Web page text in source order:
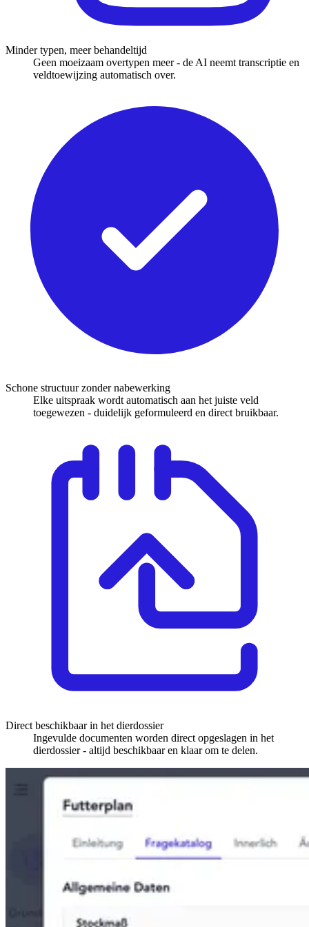
Minder typen, meer behandeltijd
Geen moeizaam overtypen meer - de AI neemt transcriptie en
veldtoewijzing automatisch over.
Schone structuur zonder nabewerking
Elke uitspraak wordt automatisch aan het juiste veld
toegewezen - duidelijk geformuleerd en direct bruikbaar.
Direct beschikbaar in het dierdossier
Ingevulde documenten worden direct opgeslagen in het
dierdossier - altijd beschikbaar en klaar om te delen.